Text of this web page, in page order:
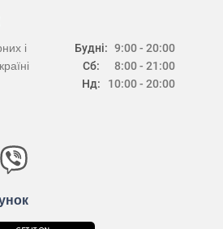
Будні:
Сб:
Нд:
9:00 - 20:00
8:00 - 21:00
10:00 - 20:00
і